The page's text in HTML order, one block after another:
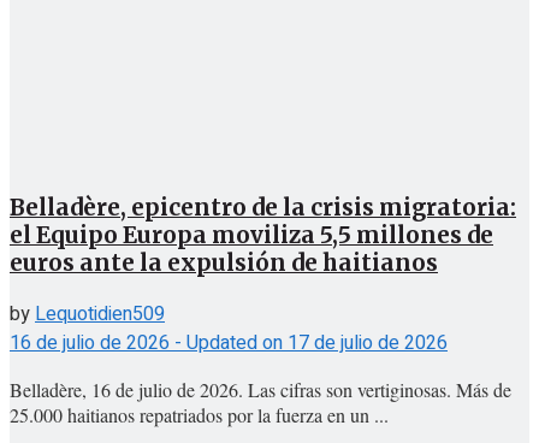
Belladère, epicentro de la crisis migratoria:
el Equipo Europa moviliza 5,5 millones de
euros ante la expulsión de haitianos
byLequotidien509
16 de julio de 2026 - Updated on 17 de julio de 2026
Belladère, 16 de julio de 2026. Las cifras son vertiginosas. Más de
25.000 haitianos repatriados por la fuerza en un ...